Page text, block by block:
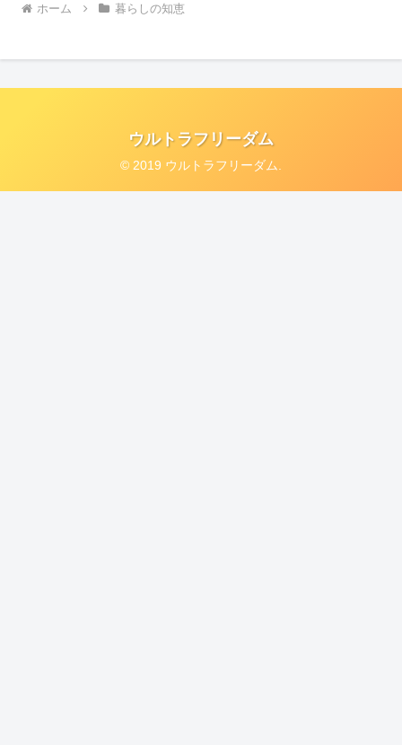
ホーム 暮らしの知恵
ウルトラフリーダム
© 2019 ウルトラフリーダム.